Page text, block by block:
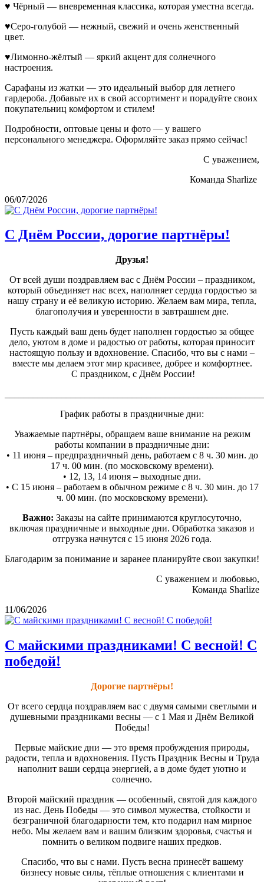
♥ Чёрный — вневременная классика, которая уместна всегда.
♥Серо-голубой — нежный, свежий и очень женственный
цвет.
♥Лимонно-жёлтый — яркий акцент для солнечного
настроения.
Сарафаны из жатки — это идеальный выбор для летнего
гардероба. Добавьте их в свой ассортимент и порадуйте своих
покупательниц комфортом и стилем!
Подробности, оптовые цены и фото — у вашего
персонального менеджера. Оформляйте заказ прямо сейчас!
С уважением,
Команда Sharlize
06/07/2026
С Днём России, дорогие партнёры!
Друзья!
От всей души поздравляем вас с Днём России – праздником,
который объединяет нас всех, наполняет сердца гордостью за
нашу страну и её великую историю. Желаем вам мира, тепла,
благополучия и уверенности в завтрашнем дне.
Пусть каждый ваш день будет наполнен гордостью за общее
дело, уютом в доме и радостью от работы, которая приносит
настоящую пользу и вдохновение. Спасибо, что вы с нами –
вместе мы делаем этот мир красивее, добрее и комфортнее.
С праздником, с Днём России!
График работы в праздничные дни:
Уважаемые партнёры, обращаем ваше внимание на режим
работы компании в праздничные дни:
• 11 июня – предпраздничный день, работаем с 8 ч. 30 мин. до
17 ч. 00 мин. (по московскому времени).
• 12, 13, 14 июня – выходные дни.
• С 15 июня – работаем в обычном режиме с 8 ч. 30 мин. до 17
ч. 00 мин. (по московскому времени).
Важно: Заказы на сайте принимаются круглосуточно,
включая праздничные и выходные дни. Обработка заказов и
отгрузка начнутся с 15 июня 2026 года.
Благодарим за понимание и заранее планируйте свои закупки!
С уважением и любовью,
Команда Sharlize
11/06/2026
С майскими праздниками! С весной! С
победой!
Дорогие партнёры!
От всего сердца поздравляем вас с двумя самыми светлыми и
душевными праздниками весны — с 1 Мая и Днём Великой
Победы!
Первые майские дни — это время пробуждения природы,
радости, тепла и вдохновения. Пусть Праздник Весны и Труда
наполнит ваши сердца энергией, а в доме будет уютно и
солнечно.
Второй майский праздник — особенный, святой для каждого
из нас. День Победы — это символ мужества, стойкости и
безграничной благодарности тем, кто подарил нам мирное
небо. Мы желаем вам и вашим близким здоровья, счастья и
помнить о великом подвиге наших предков.
Спасибо, что вы с нами. Пусть весна принесёт вашему
бизнесу новые силы, тёплые отношения с клиентами и